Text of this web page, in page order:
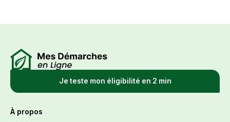
Je teste mon éligibilité en 2 min
À propos